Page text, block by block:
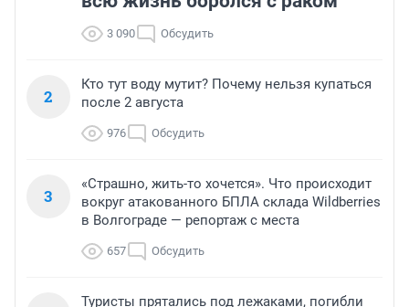
3 090 Обсудить
2
Кто тут воду мутит? Почему нельзя купаться
после 2 августа
976 Обсудить
3
«Страшно, жить-то хочется». Что происходит
вокруг атакованного БПЛА склада Wildberries
в Волгограде — репортаж с места
657 Обсудить
Туристы прятались под лежаками, погибли